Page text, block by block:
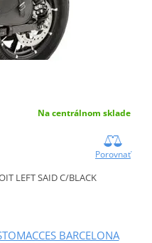
Na centrálnom sklade
Porovnať
LEFT SAID C/BLACK
BARCELONA